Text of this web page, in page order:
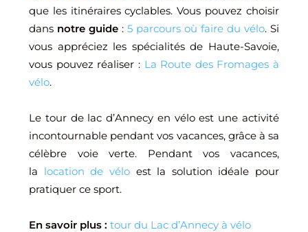
que les itinéraires cyclables. Vous pouvez choisir
dans notre guide : 5 parcours où faire du vélo. Si
vous appréciez les spécialités de Haute-Savoie,
vous pouvez réaliser : La Route des Fromages à
vélo.
Le tour de lac d’Annecy en vélo est une activité
incontournable pendant vos vacances, grâce à sa
célèbre voie verte. Pendant vos vacances,
la location de véloest la solution idéale pour
pratiquer ce sport.
En savoir plus : tour du Lac d’Annecy à vélo